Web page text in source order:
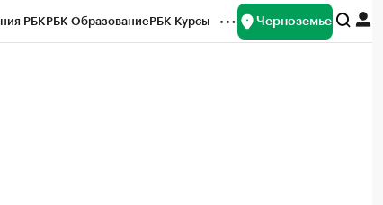
РБКРБК ОбразованиеРБК Курсы Черноземье